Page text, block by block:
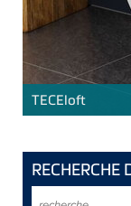
TECEloft
RECHERCHE